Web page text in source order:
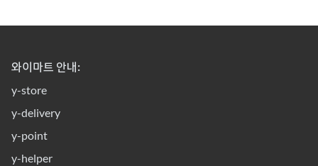
와이마트 안내:
y-store
y-delivery
y-point
y-helper